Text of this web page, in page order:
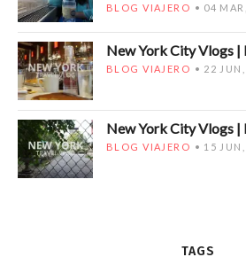
BLOG VIAJERO 04
New York City Vlogs |
BLOG VIAJERO 22
New York City Vlogs |
BLOG VIAJERO 15
TAGS